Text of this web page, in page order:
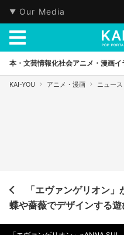
Our Media
本・文芸情報化社会アニメ・漫画イ
KAI-YOU アニメ・漫画 ニュース
「エヴァンゲリオン
蝶や薔薇でデザインする